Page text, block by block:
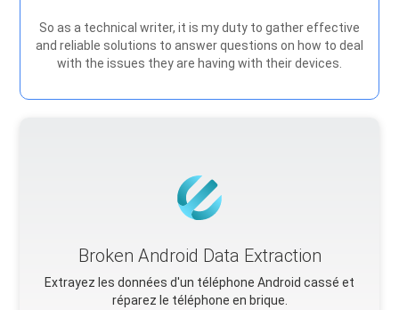
So as a technical writer, it is my duty to gather effective
and reliable solutions to answer questions on how to deal
with the issues they are having with their devices.
Broken Android Data Extraction
Extrayez les données d'un téléphone Android cassé et
réparez le téléphone en brique.